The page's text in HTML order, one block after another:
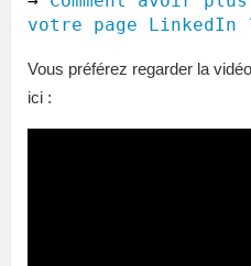
votre page LinkedIn
Vous préférez regarder la
ici :